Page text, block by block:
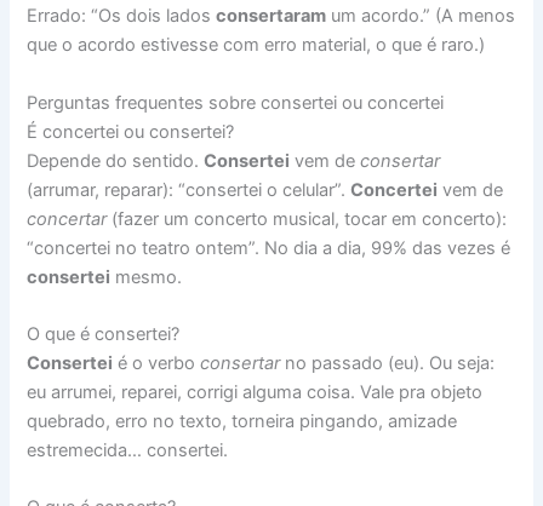
Errado: “Os dois ladosconsertaram um acordo.” (A menos
que o acordo estivesse com erro material, o que é raro.)
Perguntas frequentes sobre consertei ou concertei
É concertei ou consertei?
Depende do sentido.Consertei vem deconsertar
(arrumar, reparar): “consertei o celular”.Concertei vem de
concertar(fazer um concerto musical, tocar em concerto):
“concertei no teatro ontem”. No dia a dia, 99% das vezes é
consertei mesmo.
O que é consertei?
Consertei é o verboconsertarno passado (eu). Ou seja:
eu arrumei, reparei, corrigi alguma coisa. Vale pra objeto
quebrado, erro no texto, torneira pingando, amizade
estremecida… consertei.